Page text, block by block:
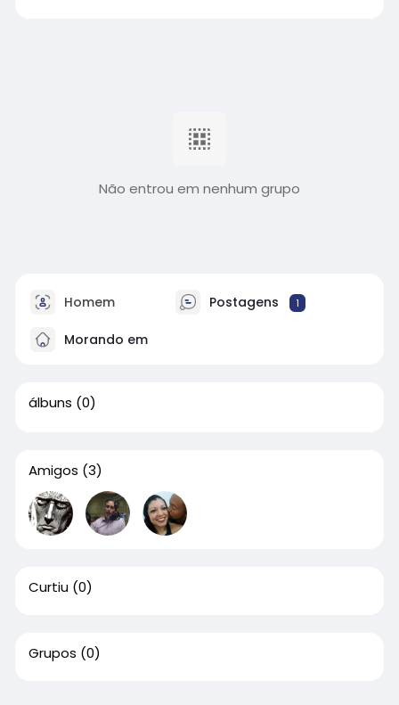
Não entrou em nenhum grupo
Homem Postagens 1
Morando em
álbuns (0)
Amigos (3)
Curtiu (0)
Grupos (0)